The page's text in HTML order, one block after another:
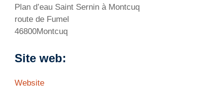
Plan d’eau Saint Sernin à Montcuq
route de Fumel
46800Montcuq
Site web:
Website